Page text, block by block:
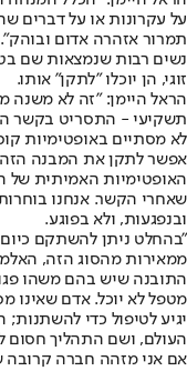
על עקרונות או על דברים
תמרור אזהרה אדום ובוהק".
נשים רבות שנמצאות שם
זוגי, הן יוכלו "לתקן" אותו.
הראל היימן: "זה לא משנה
תשקיעי - התסריט בקשר
לא מסתיים באופטימיות
אפשר לתקן את המבנה הזה,
האופטימיות האמיתית של
שאחרי הקשר. אנחנו
ובנפגעות, ולא בפוגע.
"בהחלט ניתן להשתקם
ממאירות מהסוג הזה,
התובנה שיש בהם משהו
מטפל לא יוכל. אדם שאינו
יגיע לטיפול כדי להשתנות;
העולם, ושם התהליך חסום
אם אני מזהה חברה קרובה